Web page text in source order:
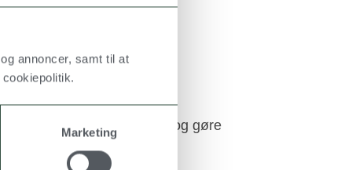
annoncer, samt til at
Marketing
døre
reducere energiforbruget og gøre